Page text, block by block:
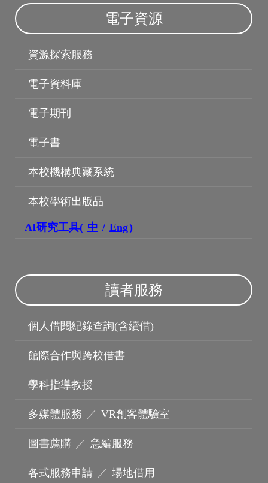
電子資源
資源探索服務
電子資料庫
電子期刊
電子書
本校機構典藏系統
本校學術出版品
AI研究工具( 中 / Eng)
讀者服務
個人借閱紀錄查詢(含續借)
館際合作與跨校借書
學科指導教授
多媒體服務 ／ VR創客體驗室
圖書薦購 ／ 急編服務
各式服務申請 ／ 場地借用